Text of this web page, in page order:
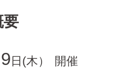
要
9日(木） 開催